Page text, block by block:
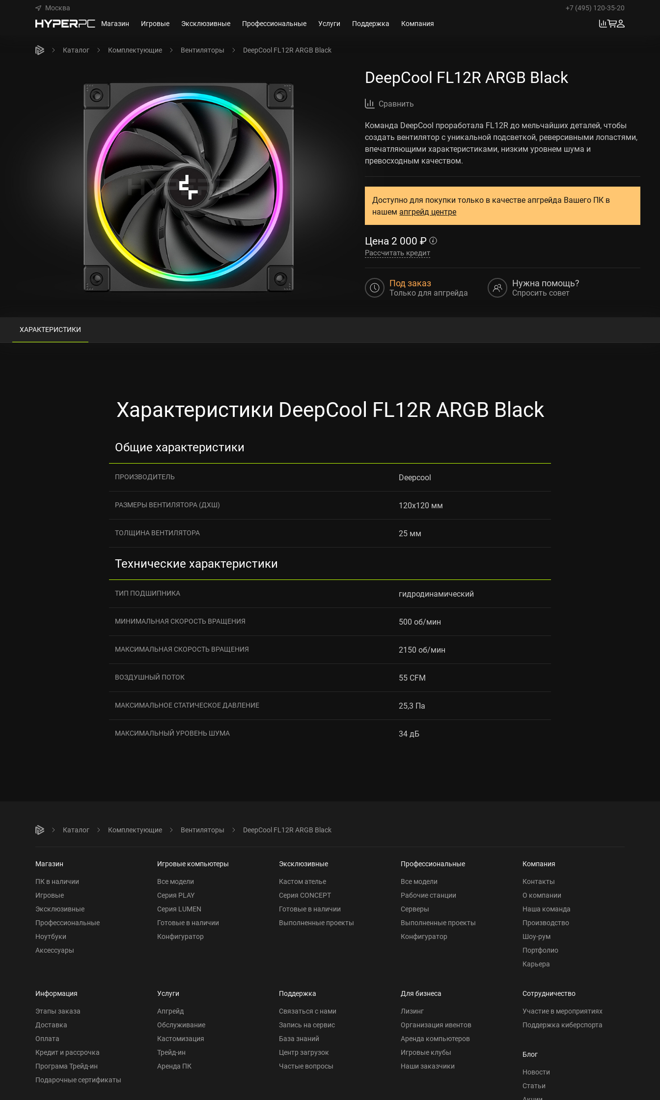
Москва
+7 (495) 120-35-20
Магазин
Игровые Эксклюзивные Профессиональные Услуги Поддержка Компания
Каталог Комплектующие Вентиляторы DeepCool FL12R ARGB Black
DeepCool FL12R ARGB Black
Сравнить
Команда DeepCool проработала FL12R до мельчайших деталей, чтобы
создать вентилятор с уникальной подсветкой, реверсивными лопастями,
впечатляющими характеристиками, низким уровнем шума и
превосходным качеством.
Доступно для покупки только в качестве апгрейда Вашего ПК в
нашем апгрейд центре
Цена 2 000 ₽
Рассчитать кредит
Под заказ
Только для апгрейда
Нужна помощь?
Спросить совет
ХАРАКТЕРИСТИКИ
Характеристики DeepCool FL12R ARGB Black
Общие характеристики
ПРОИЗВОДИТЕЛЬ Deepcool
РАЗМЕРЫ ВЕНТИЛЯТОРА (ДXШ) 120x120 мм
ТОЛЩИНА ВЕНТИЛЯТОРА 25 мм
Технические характеристики
ТИП ПОДШИПНИКА гидродинамический
МИНИМАЛЬНАЯ СКОРОСТЬ ВРАЩЕНИЯ 500 об/мин
МАКСИМАЛЬНАЯ СКОРОСТЬ ВРАЩЕНИЯ 2150 об/мин
ВОЗДУШНЫЙ ПОТОК 55 CFM
МАКСИМАЛЬНОЕ СТАТИЧЕСКОЕ ДАВЛЕНИЕ 25,3 Па
МАКСИМАЛЬНЫЙ УРОВЕНЬ ШУМА 34 дБ
Каталог Комплектующие Вентиляторы DeepCool FL12R ARGB Black
Магазин
ПК в наличии
Игровые
Эксклюзивные
Профессиональные
Ноутбуки
Аксессуары
Игровые компьютеры
Все модели
Серия PLAY
Серия LUMEN
Готовые в наличии
Конфигуратор
Эксклюзивные
Кастом ателье
Серия CONCEPT
Готовые в наличии
Выполненные проекты
Профессиональные
Все модели
Рабочие станции
Серверы
Выполненные проекты
Конфигуратор
Компания
Контакты
О компании
Наша команда
Производство
Шоу-рум
Портфолио
Карьера
Информация
Этапы заказа
Доставка
Оплата
Кредит и рассрочка
Програма Трейд-ин
Подарочные сертификаты
Услуги
Апгрейд
Обслуживание
Кастомизация
Трейд-ин
Аренда ПК
Поддержка
Связаться с нами
Запись на сервис
База знаний
Центр загрузок
Частые вопросы
Для бизнеса
Лизинг
Организация ивентов
Аренда компьютеров
Игровые клубы
Наши заказчики
Сотрудничество
Участие в мероприятиях
Поддержка киберспорта
Блог
Новости
Статьи